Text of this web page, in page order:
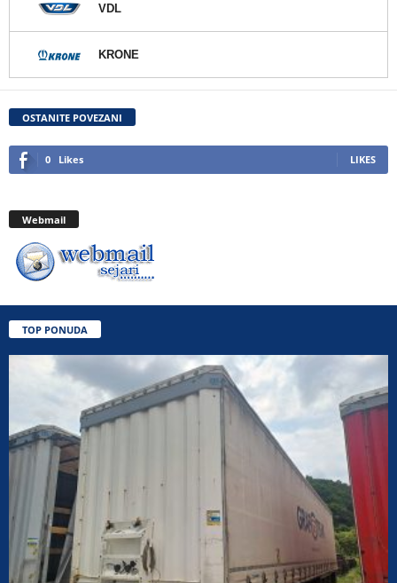
VDL
KRONE
OSTANITE POVEZANI
0 Likes LIKES
Webmail
TOP PONUDA